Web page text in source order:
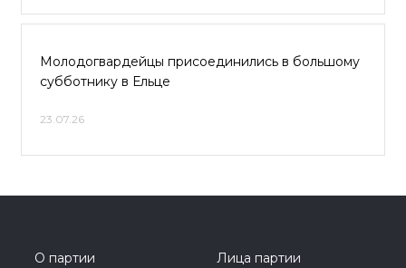
Молодогвардейцы присоединились в большому
субботнику в Ельце
23.07.26
О партии
Лица партии